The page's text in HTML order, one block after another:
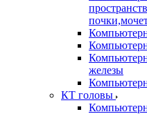
железы
КТ головы